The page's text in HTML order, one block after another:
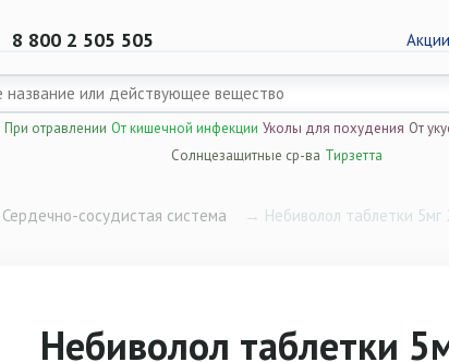
8 800 2 505 505 Акции
При отравлении От кишечной инфекции Уколы для похудения От
Солнцезащитные ср-ва Тирзетта
Сердечно-сосудистая система → Небиволол таблетки 5мг
Небиволол таблетки